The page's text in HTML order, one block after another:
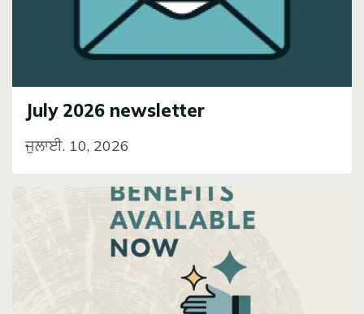
July 2026 newsletter
ਜੁਲਾਈ. 10, 2026